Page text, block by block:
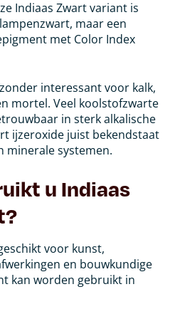
Indiaas Zwart variant is
maar een
met Color Index
interessant voor kalk,
mortel. Veel koolstofzwarte
in sterk alkalische
ijzeroxide juist bekendstaat
minerale systemen.
u Indiaas
voor kunst,
en bouwkundige
kan worden gebruikt in